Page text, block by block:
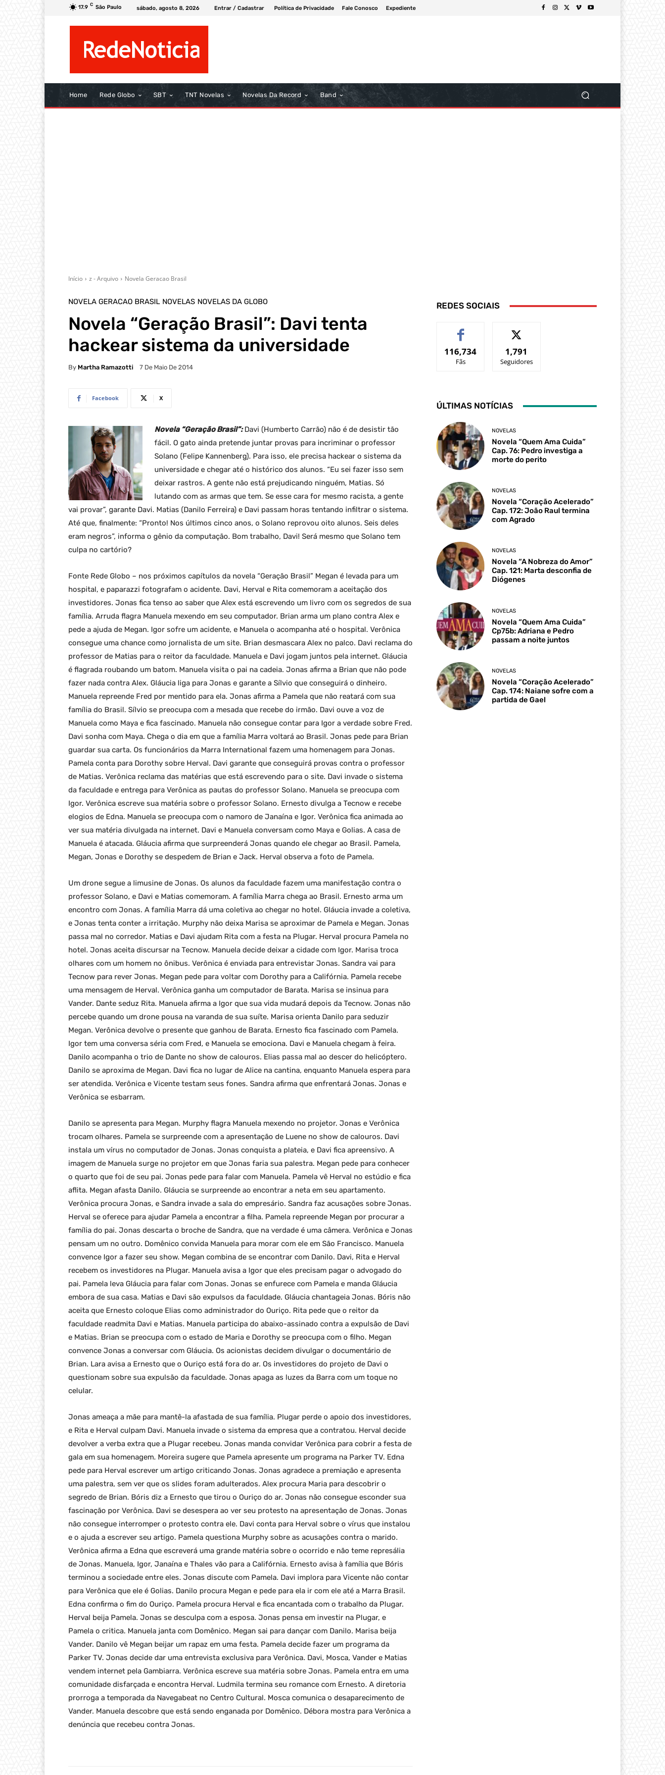
17.9 C São Paulo sábado, agosto 8, 2026 Entrar / Cadastrar Política de Privacidade Fale Conosco Expediente
Home Rede Globo SBT TNT Novelas Novelas Da Record Band
Início z - Arquivo Novela Geracao Brasil
NOVELA GERACAO BRASIL NOVELAS NOVELAS DA GLOBO
Novela “Geração Brasil”: Davi tenta
hackear sistema da universidade
By Martha Ramazotti 7 De Maio De 2014
Facebook X
Novela “Geração Brasil”:Davi (Humberto Carrão) não é de desistir tão
fácil. O gato ainda pretende juntar provas para incriminar o professor
Solano (Felipe Kannenberg). Para isso, ele precisa hackear o sistema da
universidade e chegar até o histórico dos alunos. “Eu sei fazer isso sem
deixar rastros. A gente não está prejudicando ninguém, Matias. Só
lutando com as armas que tem. Se esse cara for mesmo racista, a gente
vai provar”, garante Davi. Matias (Danilo Ferreira) e Davi passam horas tentando infiltrar o sistema.
Até que, finalmente: “Pronto! Nos últimos cinco anos, o Solano reprovou oito alunos. Seis deles
eram negros”, informa o gênio da computação. Bom trabalho, Davi! Será mesmo que Solano tem
culpa no cartório?
Fonte Rede Globo – nos próximos capítulos da novela “Geração Brasil” Megan é levada para um
hospital, e paparazzi fotografam o acidente. Davi, Herval e Rita comemoram a aceitação dos
investidores. Jonas fica tenso ao saber que Alex está escrevendo um livro com os segredos de sua
família. Arruda flagra Manuela mexendo em seu computador. Brian arma um plano contra Alex e
pede a ajuda de Megan. Igor sofre um acidente, e Manuela o acompanha até o hospital. Verônica
consegue uma chance como jornalista de um site. Brian desmascara Alex no palco. Davi reclama do
professor de Matias para o reitor da faculdade. Manuela e Davi jogam juntos pela internet. Gláucia
é flagrada roubando um batom. Manuela visita o pai na cadeia. Jonas afirma a Brian que não pode
fazer nada contra Alex. Gláucia liga para Jonas e garante a Sílvio que conseguirá o dinheiro.
Manuela repreende Fred por mentido para ela. Jonas afirma a Pamela que não reatará com sua
família do Brasil. Sílvio se preocupa com a mesada que recebe do irmão. Davi ouve a voz de
Manuela como Maya e fica fascinado. Manuela não consegue contar para Igor a verdade sobre Fred.
Davi sonha com Maya. Chega o dia em que a família Marra voltará ao Brasil. Jonas pede para Brian
guardar sua carta. Os funcionários da Marra International fazem uma homenagem para Jonas.
Pamela conta para Dorothy sobre Herval. Davi garante que conseguirá provas contra o professor
de Matias. Verônica reclama das matérias que está escrevendo para o site. Davi invade o sistema
da faculdade e entrega para Verônica as pautas do professor Solano. Manuela se preocupa com
Igor. Verônica escreve sua matéria sobre o professor Solano. Ernesto divulga a Tecnow e recebe
elogios de Edna. Manuela se preocupa com o namoro de Janaína e Igor. Verônica fica animada ao
ver sua matéria divulgada na internet. Davi e Manuela conversam como Maya e Golias. A casa de
Manuela é atacada. Gláucia afirma que surpreenderá Jonas quando ele chegar ao Brasil. Pamela,
Megan, Jonas e Dorothy se despedem de Brian e Jack. Herval observa a foto de Pamela.
Um drone segue a limusine de Jonas. Os alunos da faculdade fazem uma manifestação contra o
professor Solano, e Davi e Matias comemoram. A família Marra chega ao Brasil. Ernesto arma um
encontro com Jonas. A família Marra dá uma coletiva ao chegar no hotel. Gláucia invade a coletiva,
e Jonas tenta conter a irritação. Murphy não deixa Marisa se aproximar de Pamela e Megan. Jonas
passa mal no corredor. Matias e Davi ajudam Rita com a festa na Plugar. Herval procura Pamela no
hotel. Jonas aceita discursar na Tecnow. Manuela decide deixar a cidade com Igor. Marisa troca
olhares com um homem no ônibus. Verônica é enviada para entrevistar Jonas. Sandra vai para
Tecnow para rever Jonas. Megan pede para voltar com Dorothy para a Califórnia. Pamela recebe
uma mensagem de Herval. Verônica ganha um computador de Barata. Marisa se insinua para
Vander. Dante seduz Rita. Manuela afirma a Igor que sua vida mudará depois da Tecnow. Jonas não
percebe quando um drone pousa na varanda de sua suíte. Marisa orienta Danilo para seduzir
Megan. Verônica devolve o presente que ganhou de Barata. Ernesto fica fascinado com Pamela.
Igor tem uma conversa séria com Fred, e Manuela se emociona. Davi e Manuela chegam à feira.
Danilo acompanha o trio de Dante no show de calouros. Elias passa mal ao descer do helicóptero.
Danilo se aproxima de Megan. Davi fica no lugar de Alice na cantina, enquanto Manuela espera para
ser atendida. Verônica e Vicente testam seus fones. Sandra afirma que enfrentará Jonas. Jonas e
Verônica se esbarram.
Danilo se apresenta para Megan. Murphy flagra Manuela mexendo no projetor. Jonas e Verônica
trocam olhares. Pamela se surpreende com a apresentação de Luene no show de calouros. Davi
instala um vírus no computador de Jonas. Jonas conquista a plateia, e Davi fica apreensivo. A
imagem de Manuela surge no projetor em que Jonas faria sua palestra. Megan pede para conhecer
o quarto que foi de seu pai. Jonas pede para falar com Manuela. Pamela vê Herval no estúdio e fica
aflita. Megan afasta Danilo. Gláucia se surpreende ao encontrar a neta em seu apartamento.
Verônica procura Jonas, e Sandra invade a sala do empresário. Sandra faz acusações sobre Jonas.
Herval se oferece para ajudar Pamela a encontrar a filha. Pamela repreende Megan por procurar a
família do pai. Jonas descarta o broche de Sandra, que na verdade é uma câmera. Verônica e Jonas
pensam um no outro. Domênico convida Manuela para morar com ele em São Francisco. Manuela
convence Igor a fazer seu show. Megan combina de se encontrar com Danilo. Davi, Rita e Herval
recebem os investidores na Plugar. Manuela avisa a Igor que eles precisam pagar o advogado do
pai. Pamela leva Gláucia para falar com Jonas. Jonas se enfurece com Pamela e manda Gláucia
embora de sua casa. Matias e Davi são expulsos da faculdade. Gláucia chantageia Jonas. Bóris não
aceita que Ernesto coloque Elias como administrador do Ouriço. Rita pede que o reitor da
faculdade readmita Davi e Matias. Manuela participa do abaixo-assinado contra a expulsão de Davi
e Matias. Brian se preocupa com o estado de Maria e Dorothy se preocupa com o filho. Megan
convence Jonas a conversar com Gláucia. Os acionistas decidem divulgar o documentário de
Brian. Lara avisa a Ernesto que o Ouriço está fora do ar. Os investidores do projeto de Davi o
questionam sobre sua expulsão da faculdade. Jonas apaga as luzes da Barra com um toque no
celular.
Jonas ameaça a mãe para mantê-la afastada de sua família. Plugar perde o apoio dos investidores,
e Rita e Herval culpam Davi. Manuela invade o sistema da empresa que a contratou. Herval decide
devolver a verba extra que a Plugar recebeu. Jonas manda convidar Verônica para cobrir a festa de
gala em sua homenagem. Moreira sugere que Pamela apresente um programa na Parker TV. Edna
pede para Herval escrever um artigo criticando Jonas. Jonas agradece a premiação e apresenta
uma palestra, sem ver que os slides foram adulterados. Alex procura Maria para descobrir o
segredo de Brian. Bóris diz a Ernesto que tirou o Ouriço do ar. Jonas não consegue esconder sua
fascinação por Verônica. Davi se desespera ao ver seu protesto na apresentação de Jonas. Jonas
não consegue interromper o protesto contra ele. Davi conta para Herval sobre o vírus que instalou
e o ajuda a escrever seu artigo. Pamela questiona Murphy sobre as acusações contra o marido.
Verônica afirma a Edna que escreverá uma grande matéria sobre o ocorrido e não teme represália
de Jonas. Manuela, Igor, Janaína e Thales vão para a Califórnia. Ernesto avisa à família que Bóris
terminou a sociedade entre eles. Jonas discute com Pamela. Davi implora para Vicente não contar
para Verônica que ele é Golias. Danilo procura Megan e pede para ela ir com ele até a Marra Brasil.
Edna confirma o fim do Ouriço. Pamela procura Herval e fica encantada com o trabalho da Plugar.
Herval beija Pamela. Jonas se desculpa com a esposa. Jonas pensa em investir na Plugar, e
Pamela o critica. Manuela janta com Domênico. Megan sai para dançar com Danilo. Marisa beija
Vander. Danilo vê Megan beijar um rapaz em uma festa. Pamela decide fazer um programa da
Parker TV. Jonas decide dar uma entrevista exclusiva para Verônica. Davi, Mosca, Vander e Matias
vendem internet pela Gambiarra. Verônica escreve sua matéria sobre Jonas. Pamela entra em uma
comunidade disfarçada e encontra Herval. Ludmila termina seu romance com Ernesto. A diretoria
prorroga a temporada da Navegabeat no Centro Cultural. Mosca comunica o desaparecimento de
Vander. Manuela descobre que está sendo enganada por Domênico. Débora mostra para Verônica a
denúncia que recebeu contra Jonas.
REDES SOCIAIS
116,734
Fãs
1,791
Seguidores
ÚLTIMAS NOTÍCIAS
NOVELAS
Novela “Quem Ama Cuida”
Cap. 76: Pedro investiga a
morte do perito
NOVELAS
Novela “Coração Acelerado”
Cap. 172: João Raul termina
com Agrado
NOVELAS
Novela “A Nobreza do Amor”
Cap. 121: Marta desconfia de
Diógenes
NOVELAS
Novela “Quem Ama Cuida”
Cp75b: Adriana e Pedro
passam a noite juntos
NOVELAS
Novela “Coração Acelerado”
Cap. 174: Naiane sofre com a
partida de Gael